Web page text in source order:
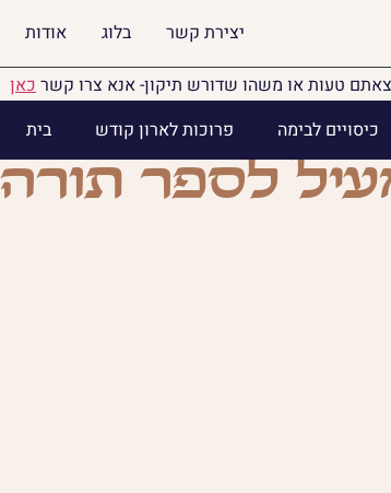
אודות בלוג יצירת קשר
טעות או משהו שדורש תיקון- אנא צרו קשרכאן
בית
פרוכות לארון קודש כיסויים לבימה